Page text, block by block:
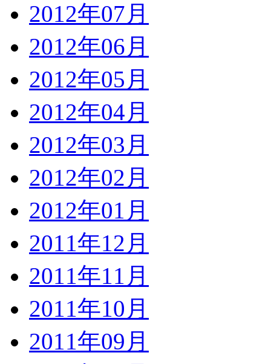
2012年07月
2012年06月
2012年05月
2012年04月
2012年03月
2012年02月
2012年01月
2011年12月
2011年11月
2011年10月
2011年09月